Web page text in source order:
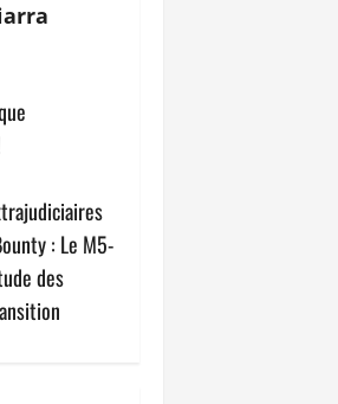
: Le M5-
des